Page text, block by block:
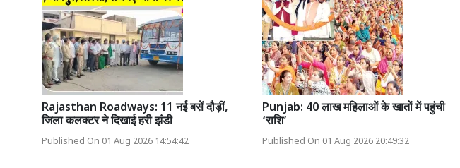
Rajasthan Roadways: 11 नई बसें दौड़ीं,
जिला कलक्टर ने दिखाई हरी झंडी
Published On 01 Aug 2026 14:54:42
Punjab: 40 लाख महिलाओं के खातों में पहुंची
‘राशि’
Published On 01 Aug 2026 20:49:32